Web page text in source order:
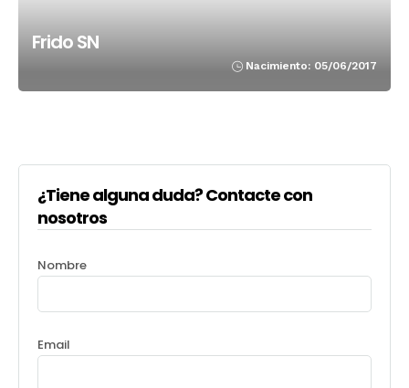
Frido SN
Nacimiento: 05/06/2017
¿Tiene alguna duda? Contacte con
nosotros
Nombre
Email